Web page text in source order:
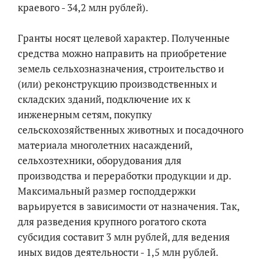
краевого - 34,2 млн рублей).
Гранты носят целевой характер. Полученные
средства можно направить на приобретение
земель сельхозназначения, строительство и
(или) реконструкцию производственных и
складских зданий, подключение их к
инженерным сетям, покупку
сельскохозяйственных животных и посадочного
материала многолетних насаждений,
сельхозтехники, оборудования для
производства и переработки продукции и др.
Максимальный размер господдержки
варьируется в зависимости от назначения. Так,
для разведения крупного рогатого скота
субсидия составит 3 млн рублей, для ведения
иных видов деятельности - 1,5 млн рублей.